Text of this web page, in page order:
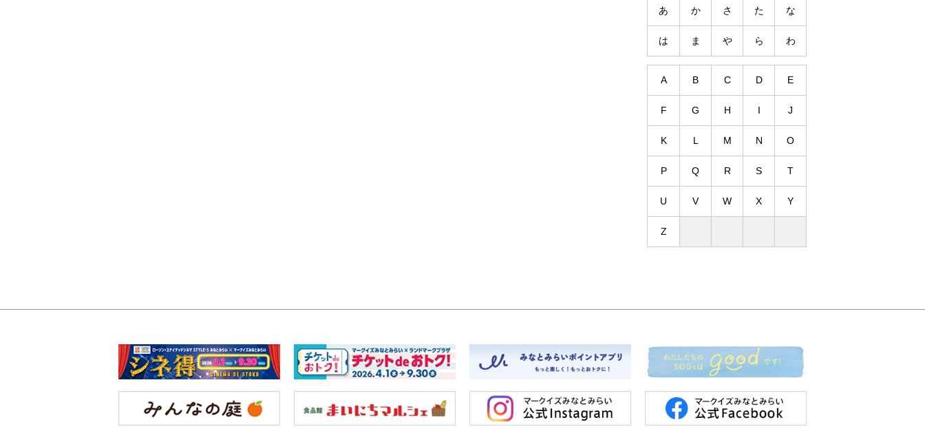
あ か さ た な
は ま や ら わ
A B C D E
F G H I J
K L M N O
P Q R S T
U V W X Y
Z